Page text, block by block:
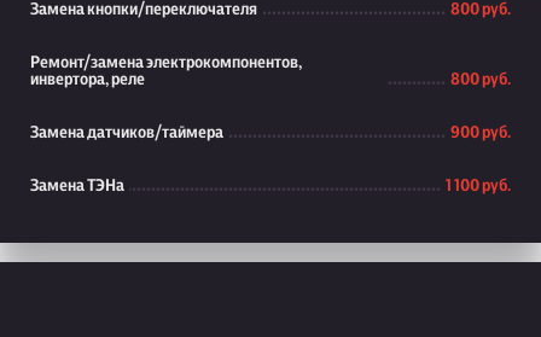
Замена кнопки/переключателя 800 руб.
Ремонт/замена электрокомпонентов,
инвертора, реле
800 руб.
Замена датчиков/таймера 900 руб.
Замена ТЭНа 1 100 руб.